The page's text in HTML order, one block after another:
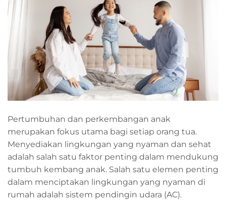
Pertumbuhan dan perkembangan anak
merupakan fokus utama bagi setiap orang tua.
Menyediakan lingkungan yang nyaman dan sehat
adalah salah satu faktor penting dalam mendukung
tumbuh kembang anak. Salah satu elemen penting
dalam menciptakan lingkungan yang nyaman di
rumah adalah sistem pendingin udara (AC).